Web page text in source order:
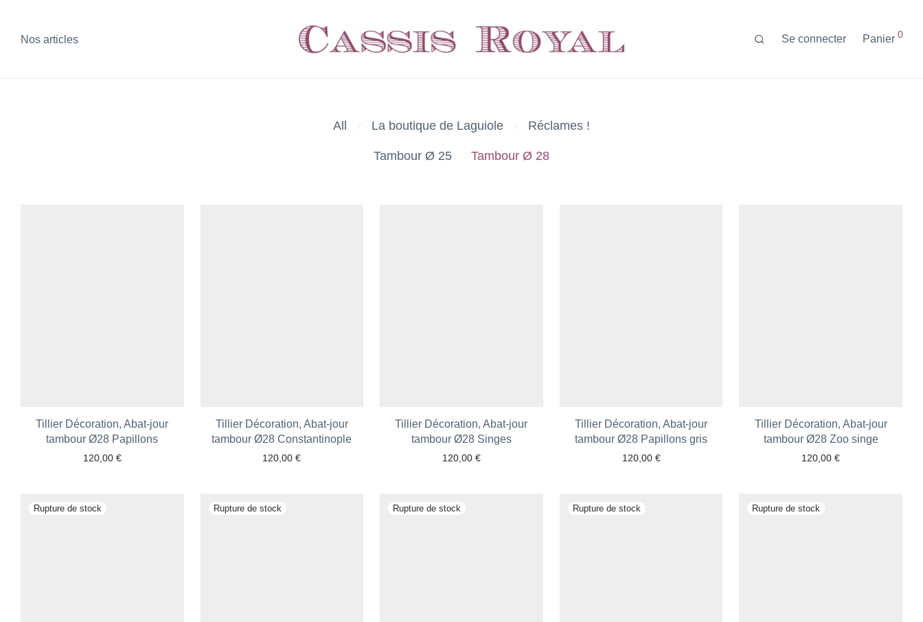
Nos articles Se connecter Panier 0
All La boutique de Laguiole Réclames !
Tambour Ø 25 Tambour Ø 28
Tillier Décoration, Abat-jour
tambour Ø28 Papillons
120,00 €
Tillier Décoration, Abat-jour
tambour Ø28 Constantinople
120,00€
Tillier Décoration, Abat-jour
tambour Ø28 Singes
120,00 €
Tillier Décoration, Abat-jour
tambour Ø28 Papillons gris
120,00 €
Tillier Décoration, Abat-jour
tambour Ø28 Zoo singe
120,00€